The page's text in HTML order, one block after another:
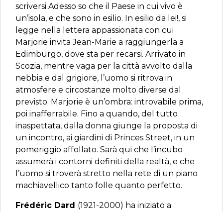
scriversi.Adesso so che il Paese in cui vivo è
un’isola, e che sono in esilio. In esilio da lei!, si
legge nella lettera appassionata con cui
Marjorie invita Jean-Marie a raggiungerla a
Edimburgo, dove sta per recarsi. Arrivato in
Scozia, mentre vaga per la città avvolto dalla
nebbia e dal grigiore, l’uomo si ritrova in
atmosfere e circostanze molto diverse dal
previsto. Marjorie è un’ombra: introvabile prima,
poi inafferrabile. Fino a quando, del tutto
inaspettata, dalla donna giunge la proposta di
un incontro, ai giardini di Princes Street, in un
pomeriggio affollato. Sarà qui che l’incubo
assumerà i contorni definiti della realtà, e che
l’uomo si troverà stretto nella rete di un piano
machiavellico tanto folle quanto perfetto.
Frédéric Dard (1921-2000) ha iniziato a